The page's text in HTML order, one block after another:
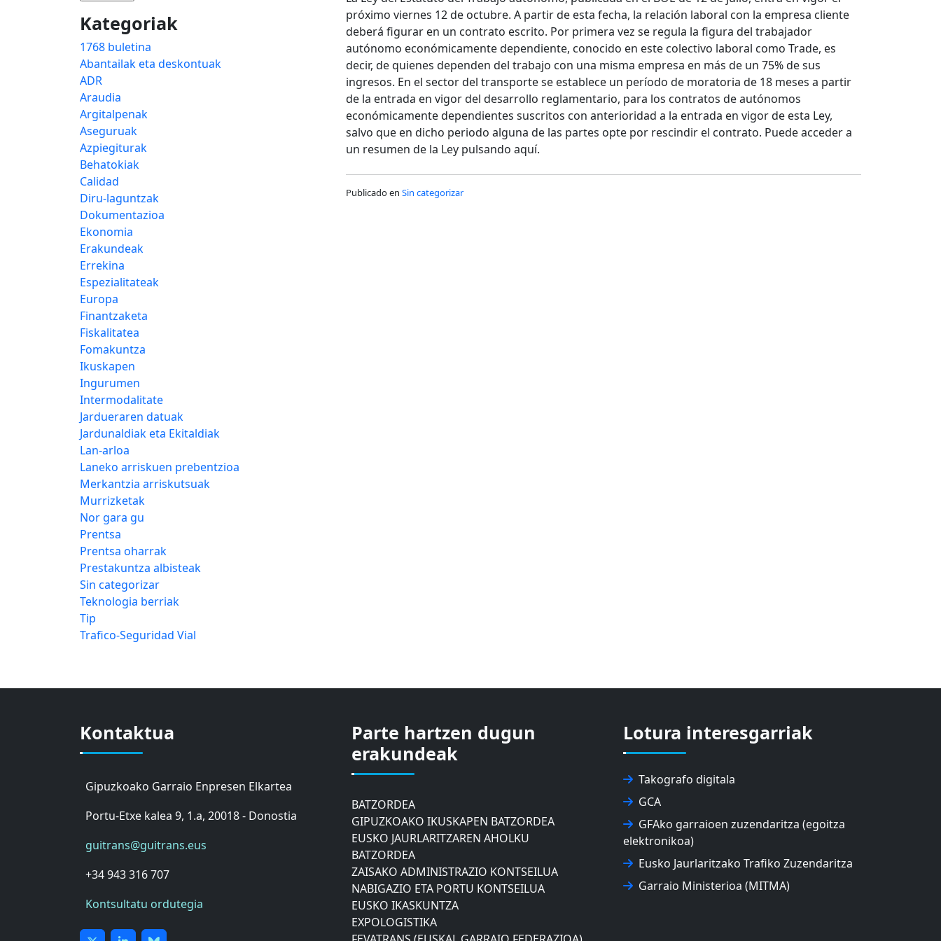
próximo viernes 12 de octubre. A partir de esta fecha, la relación laboral con la empresa cliente
deberá figurar en un contrato escrito. Por primera vez se regula la figura del trabajador
autónomo económicamente dependiente, conocido en este colectivo laboral como Trade, es
decir, de quienes dependen del trabajo con una misma empresa en más de un 75% de sus
ingresos. En el sector del transporte se establece un período de moratoria de 18 meses a partir
de la entrada en vigor del desarrollo reglamentario, para los contratos de autónomos
económicamente dependientes suscritos con anterioridad a la entrada en vigor de esta Ley,
salvo que en dicho periodo alguna de las partes opte por rescindir el contrato. Puede acceder a
un resumen de la Ley pulsando aquí.
Publicado en Sin categorizar
Kategoriak
1768 buletina
Abantailak eta deskontuak
ADR
Araudia
Argitalpenak
Aseguruak
Azpiegiturak
Behatokiak
Calidad
Diru-laguntzak
Dokumentazioa
Ekonomia
Erakundeak
Errekina
Espezialitateak
Europa
Finantzaketa
Fiskalitatea
Fomakuntza
Ikuskapen
Ingurumen
Intermodalitate
Jardueraren datuak
Jardunaldiak eta Ekitaldiak
Lan-arloa
Laneko arriskuen prebentzioa
Merkantzia arriskutsuak
Murrizketak
Nor gara gu
Prentsa
Prentsa oharrak
Prestakuntza albisteak
Sin categorizar
Teknologia berriak
Tip
Trafico-Seguridad Vial
Kontaktua
Gipuzkoako Garraio Enpresen Elkartea
Portu-Etxe kalea 9, 1.a, 20018 - Donostia
guitrans@guitrans.eus
+34 943 316 707
Kontsultatu ordutegia
Parte hartzen dugun
erakundeak
ASTIC
GIPUZKOAKO MERKATARITZA GANBERA
DONOSTIAKO UDALEKO
BATZORDEA
GIPUZKOAKO IKUSKAPEN BATZORDEA
EUSKO JAURLARITZAREN AHOLKU
BATZORDEA
ZAISAKO ADMINISTRAZIO KONTSEILUA
NABIGAZIO ETA PORTU KONTSEILUA
EUSKO IKASKUNTZA
EXPOLOGISTIKA
FEVATRANS (EUSKAL GARRAIO FEDERAZIOA)
Lotura interesgarriak
Takografo digitala
GCA
GFAko garraioen zuzendaritza (egoitza
elektronikoa)
Eusko Jaurlaritzako Trafiko Zuzendaritza
Garraio Ministerioa (MITMA)